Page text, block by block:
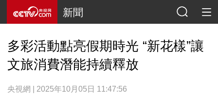
新聞
多彩活動點亮假期時光 “新花樣”讓
文旅消費潛能持續釋放
央視網 | 2025年10月05日 11:47:56